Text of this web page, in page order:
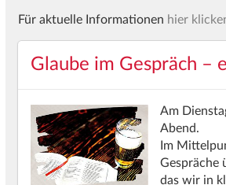
Für aktuelle Informationen hier
Glaube im Gespräch –
Am
Abend.
Im
Gespräche
das wir in